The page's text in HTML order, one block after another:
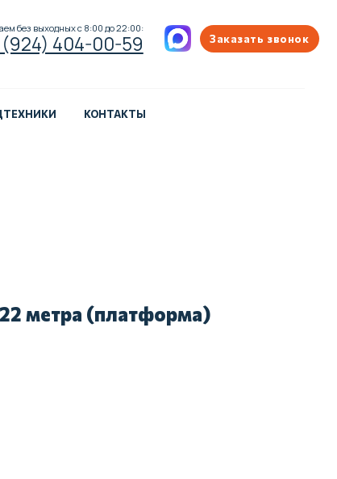
Заказать звонок
до 22:00:
00-59
КОНТАКТЫ
метра (платформа)